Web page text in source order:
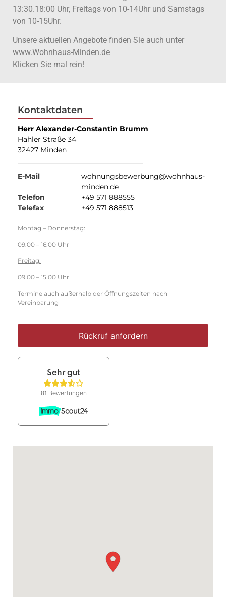
13:30.18:00 Uhr, Freitags von 10-14Uhr und Samstags
von 10-15Uhr.
Unsere aktuellen Angebote finden Sie auch unter
www.Wohnhaus-Minden.de
Klicken Sie mal rein!
Kontaktdaten
Herr Alexander-Constantin Brumm
Hahler Straße 34
32427 Minden
E-Mail
wohnungsbewerbung@wohnhaus-
minden.de
Telefon
+49 571 888555
Telefax
+49 571 888513
Montag – Donnerstag:
09.00 – 16:00 Uhr
Freitag:
09.00 – 15.00 Uhr
Termine auch außerhalb der Öffnungszeiten nach
Vereinbarung
Rückruf anfordern